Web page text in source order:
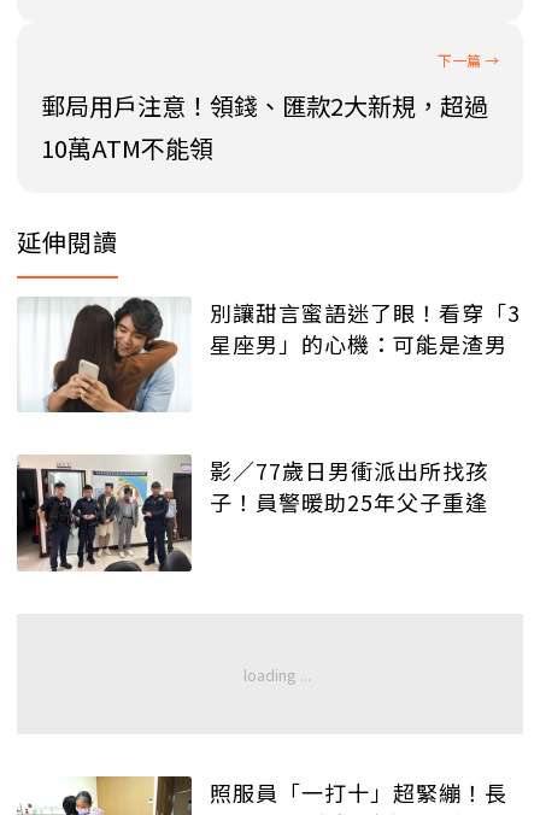
郵局用戶注意！領錢、匯款2大新規，超過
10萬ATM不能領
延伸閱讀
別讓甜言蜜語迷了眼！看穿「3
星座男」的心機：可能是渣男
影／77歲日男衝派出所找孩
子！員警暖助25年父子重逢
照服員「一打十」超緊繃！長